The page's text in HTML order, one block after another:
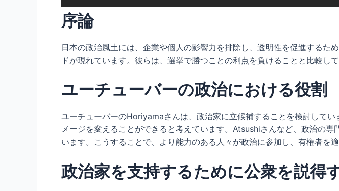
序論
日本の政治風土には、企業や個人の影響力を排除し、透明性を促進する
ドが現れています。彼らは、選挙で勝つことの利点を負けることと比較し
ユーチューバーの政治における役割
ユーチューバーのHoriyamaさんは、政治家に立候補することを検討して
メージを変えることができると考えています。Atsushiさんなど、政治の
います。こうすることで、より能力のある人々が政治に参加し、有権者を
政治家を支持するために公衆を説得